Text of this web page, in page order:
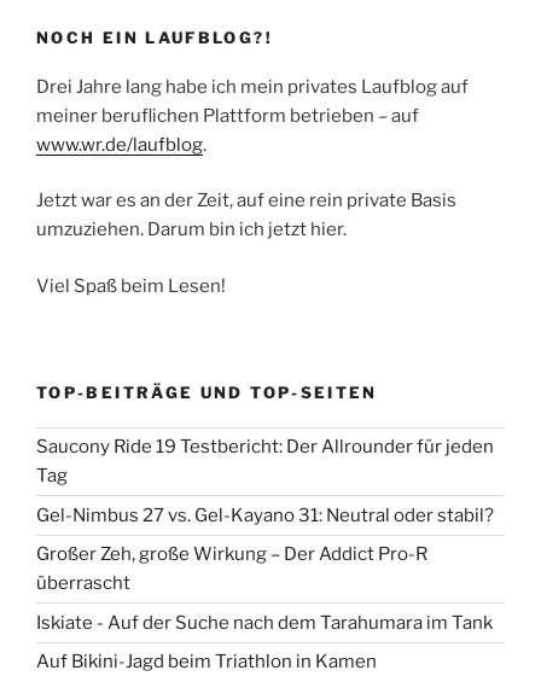
NOCH EIN LAUFBLOG?!
Drei Jahre lang habe ich mein privates Laufblog auf
meiner beruflichen Plattform betrieben – auf
www.wr.de/laufblog.
Jetzt war es an der Zeit, auf eine rein private Basis
umzuziehen. Darum bin ich jetzt hier.
Viel Spaß beim Lesen!
TOP-BEITRÄGE UND TOP-SEITEN
Saucony Ride 19 Testbericht: Der Allrounder für jeden
Tag
Gel-Nimbus 27 vs. Gel-Kayano 31: Neutral oder stabil?
Großer Zeh, große Wirkung – Der Addict Pro-R
überrascht
Iskiate - Auf der Suche nach dem Tarahumara im Tank
Auf Bikini-Jagd beim Triathlon in Kamen